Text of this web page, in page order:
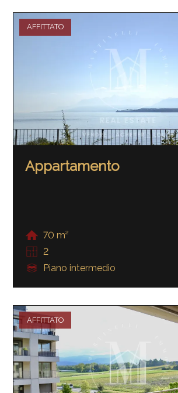
AFFITTATO
Appartamento
70 m²
2
Piano intermedio
AFFITTATO